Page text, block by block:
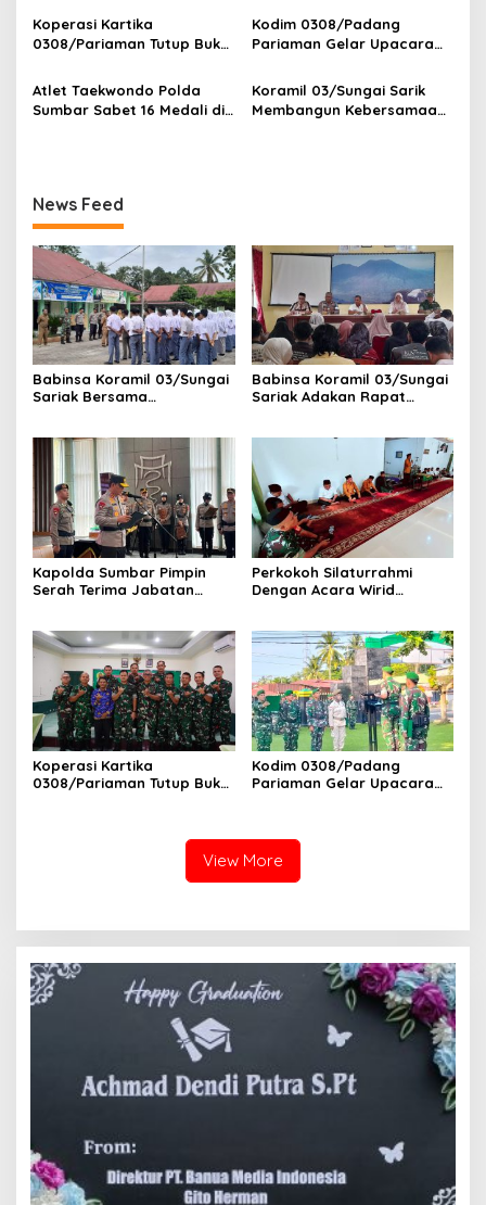
Patamuan
Kapolres Jajaran
Masyarakat, Danramil
/Babinsa Koramil
Koperasi Kartika
0308/Pariaman Tutup Buku
Makodim
Kodim 0308/Padang
Pariaman Gelar Upacara
Bacakan Amanat Kasad
Atlet Taekwondo Polda
Sumbar Sabet 16 Medali di
Koramil 03/Sungai Sarik
Membangun Kebersamaan
News Feed
Babinsa Koramil 03/Sungai
Sariak Bersama
Seleksi Calon Anggota
Paskibra Tingkat
Kecamatan VII Koto
Patamuan
Babinsa Koramil 03/Sungai
Sariak Adakan Rapat
Kapolda Sumbar Pimpin
Serah Terima Jabatan
Perkokoh Silaturrahmi
Dengan Acara Wirid
/Babinsa Koramil
03/Sungai Sariak
Koperasi Kartika
0308/Pariaman Tutup Buku
Kodim 0308/Padang
Pariaman Gelar Upacara
View More